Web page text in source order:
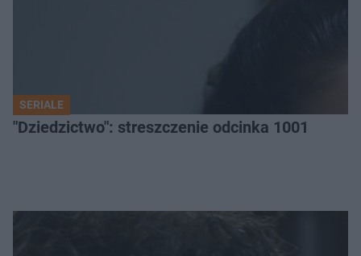
SERIALE
"Dziedzictwo": streszczenie odcinka 1001